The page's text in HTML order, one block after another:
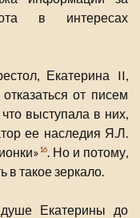
в интересах
Екатерина II,
от писем
выступала в них,
ее наследия Я.Л.
16
. Но и потому,
в такое зеркало.
Екатерины до